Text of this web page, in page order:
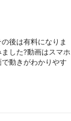
後は有料になりま
した?動画はスマホ
動きがわかりやす